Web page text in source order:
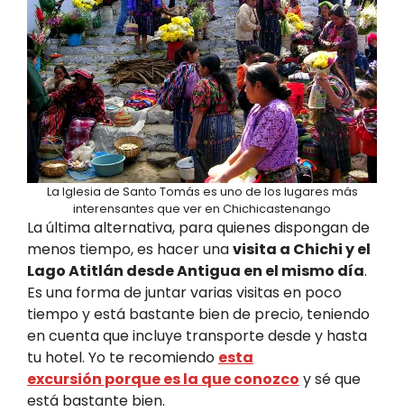
La Iglesia de Santo Tomás es uno de los lugares más
interensantes que ver en Chichicastenango
La última alternativa, para quienes dispongan de
menos tiempo, es hacer unavisita a Chichi y el
Lago Atitlán desde Antigua en el mismo día.
Es una forma de juntar varias visitas en poco
tiempo y está bastante bien de precio, teniendo
en cuenta que incluye transporte desde y hasta
tu hotel. Yo te recomiendo esta
excursión porque es la que conozco y sé que
está bastante bien.